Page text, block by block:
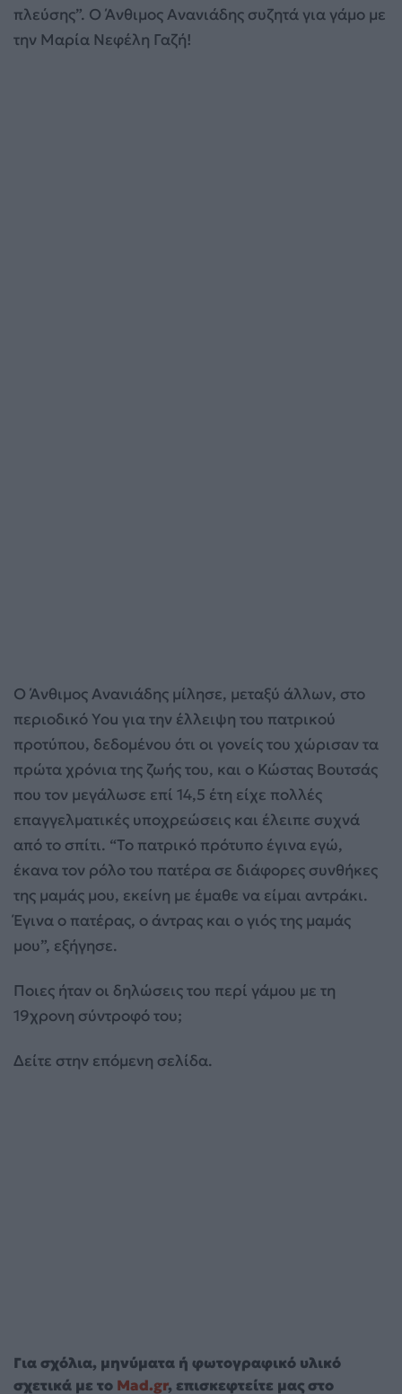
πλεύσης”. Ο Άνθιμος Ανανιάδης συζητά για γάμο με
την Μαρία Νεφέλη Γαζή!
Ο Άνθιμος Ανανιάδης μίλησε, μεταξύ άλλων, στο
περιοδικό Υοu για την έλλειψη του πατρικού
προτύπου, δεδομένου ότι οι γονείς του χώρισαν τα
πρώτα χρόνια της ζωής του, και ο Κώστας Βουτσάς
που τον μεγάλωσε επί 14,5 έτη είχε πολλές
επαγγελματικές υποχρεώσεις και έλειπε συχνά
από το σπίτι. “Το πατρικό πρότυπο έγινα εγώ,
έκανα τον ρόλο του πατέρα σε διάφορες συνθήκες
της μαμάς μου, εκείνη με έμαθε να είμαι αντράκι.
Έγινα ο πατέρας, ο άντρας και ο γιός της μαμάς
μου”, εξήγησε.
Ποιες ήταν οι δηλώσεις του περί γάμου με τη
19χρονη σύντροφό του;
Δείτε στην επόμενη σελίδα.
Για σχόλια, μηνύματα ή φωτογραφικό υλικό
σχετικά με το Mad.gr, επισκεφτείτε μας στο